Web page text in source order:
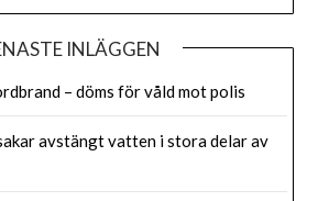
INLÄGGEN
– döms för våld mot polis
avstängt vatten i stora delar av